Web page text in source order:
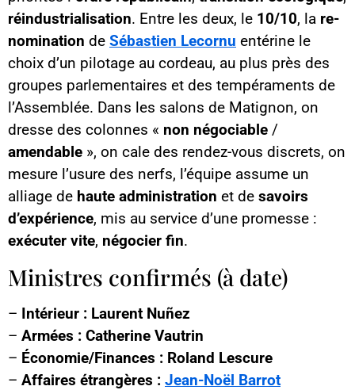
réindustrialisation. Entre les deux, le 10/10, la re-
nomination de Sébastien Lecornu entérine le
choix d’un pilotage au cordeau, au plus près des
groupes parlementaires et des tempéraments de
l’Assemblée. Dans les salons de Matignon, on
dresse des colonnes « non négociable /
amendable », on cale des rendez-vous discrets, on
mesure l’usure des nerfs, l’équipe assume un
alliage de haute administration et de savoirs
d’expérience, mis au service d’une promesse :
exécuter vite, négocier fin.
Ministres confirmés (à date)
– Intérieur : Laurent Nuñez
– Armées : Catherine Vautrin
– Économie/Finances : Roland Lescure
– Affaires étrangères : Jean-Noël Barrot